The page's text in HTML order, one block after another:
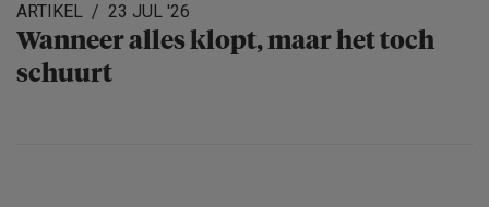
ARTIKEL 23 JUL '26
Wanneer alles klopt, maar het toch
schuurt